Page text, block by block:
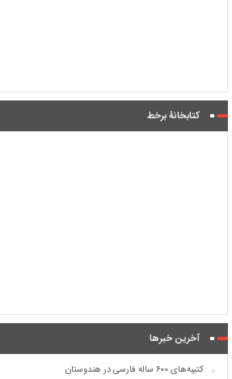
کتابخانۀ برخط
آخرین خبرها
کتیبه‌های ۶۰۰ ساله فارسی در هندوستان